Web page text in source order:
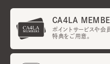
CA4LA
ポイントサービスや会
特典をご用意。